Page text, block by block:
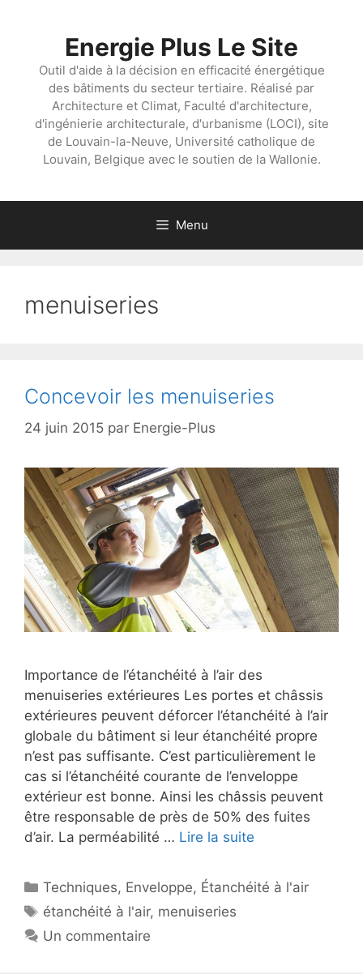
Energie Plus Le Site
Outil d'aide à la décision en efficacité énergétique
des bâtiments du secteur tertiaire. Réalisé par
Architecture et Climat, Faculté d'architecture,
d'ingénierie architecturale, d'urbanisme (LOCI), site
de Louvain-la-Neuve, Université catholique de
Louvain, Belgique avec le soutien de la Wallonie.
Menu
menuiseries
Concevoir les menuiseries
24 juin 2015 par Energie-Plus
Importance de l’étanchéité à l’air des
menuiseries extérieures Les portes et châssis
extérieures peuvent déforcer l’étanchéité à l’air
globale du bâtiment si leur étanchéité propre
n’est pas suffisante. C’est particulièrement le
cas si l’étanchéité courante de l’enveloppe
extérieur est bonne. Ainsi les châssis peuvent
être responsable de près de 50% des fuites
d’air. La perméabilité … Lire la suite
Catégories
Techniques, Enveloppe, Étanchéité à l'air
Étiquettes
étanchéité à l'air, menuiseries
Un commentaire